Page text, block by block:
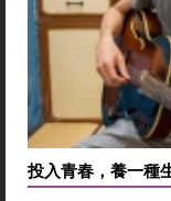
投入青春，養一種